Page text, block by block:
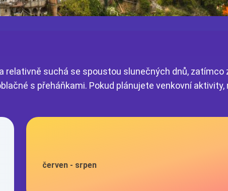
suchá se spoustou slunečných dnů,
s přeháňkami. Pokud plánujete venkovní aktivity,
červen - srpen